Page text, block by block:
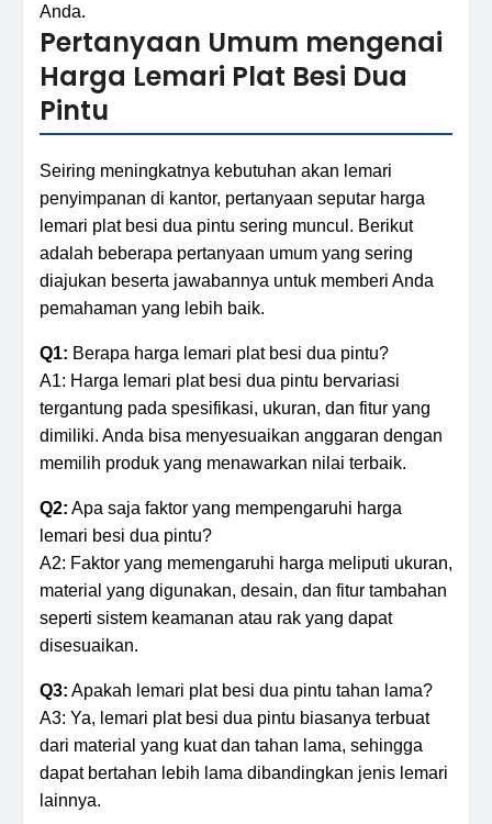
Anda.
Pertanyaan Umum mengenai
Harga Lemari Plat Besi Dua
Pintu
Seiring meningkatnya kebutuhan akan lemari
penyimpanan di kantor, pertanyaan seputar harga
lemari plat besi dua pintu sering muncul. Berikut
adalah beberapa pertanyaan umum yang sering
diajukan beserta jawabannya untuk memberi Anda
pemahaman yang lebih baik.
Q1: Berapa harga lemari plat besi dua pintu?
A1: Harga lemari plat besi dua pintu bervariasi
tergantung pada spesifikasi, ukuran, dan fitur yang
dimiliki. Anda bisa menyesuaikan anggaran dengan
memilih produk yang menawarkan nilai terbaik.
Q2: Apa saja faktor yang mempengaruhi harga
lemari besi dua pintu?
A2: Faktor yang memengaruhi harga meliputi ukuran,
material yang digunakan, desain, dan fitur tambahan
seperti sistem keamanan atau rak yang dapat
disesuaikan.
Q3: Apakah lemari plat besi dua pintu tahan lama?
A3: Ya, lemari plat besi dua pintu biasanya terbuat
dari material yang kuat dan tahan lama, sehingga
dapat bertahan lebih lama dibandingkan jenis lemari
lainnya.